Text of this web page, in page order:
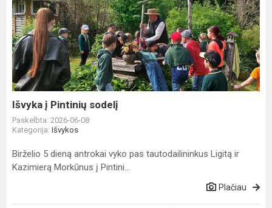
į
Pintinių
sodelį
Išvyka į Pintinių sodelį
Paskelbta: 2026-06-08
Kategorija: Išvykos
Birželio 5 dieną antrokai vyko pas tautodailininkus Ligitą ir
Kazimierą Morkūnus į Pintini...
Plačiau